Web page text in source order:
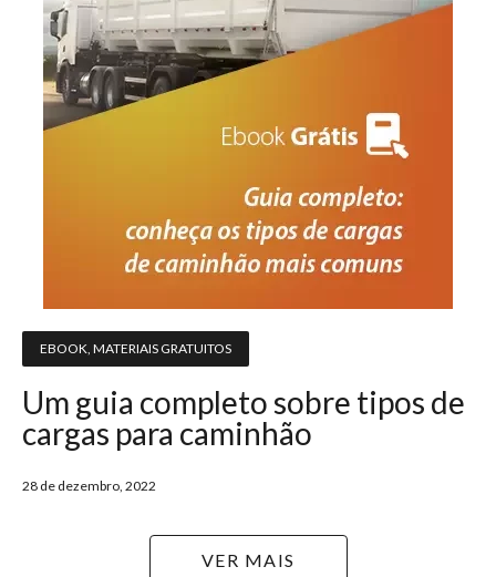
EBOOK MATERIAIS GRATUITOS
Um guia completo sobre tipos de
cargas para caminhão
28 de dezembro, 2022
VER MAIS